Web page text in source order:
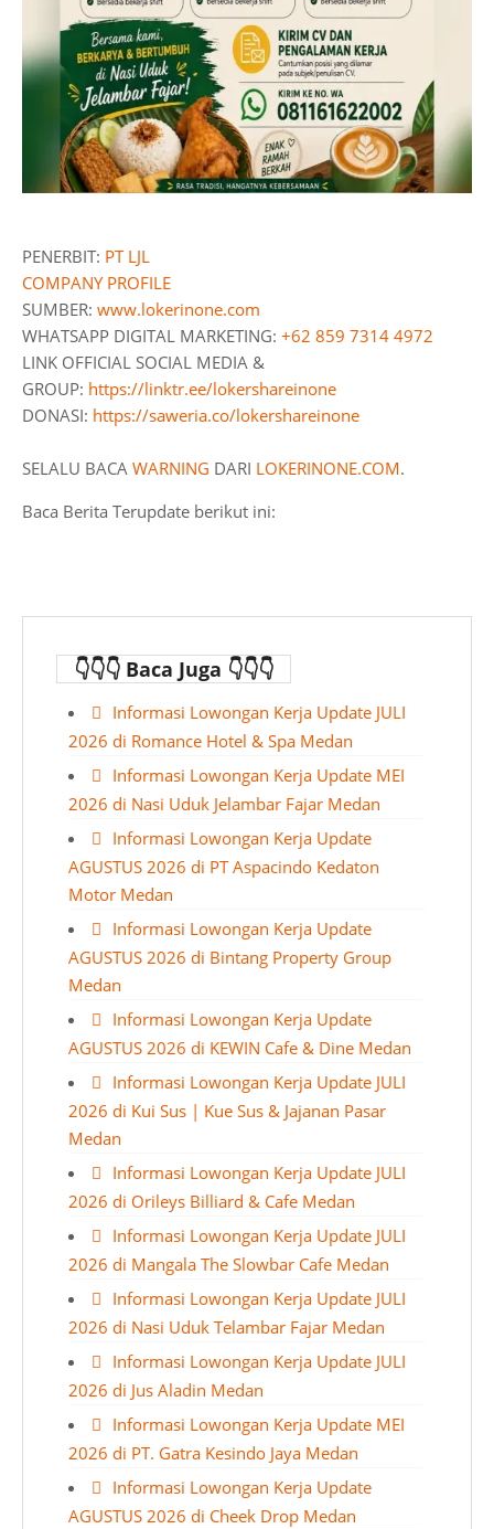
PENERBIT: PT LJL
COMPANY PROFILE
SUMBER: www.lokerinone.com
WHATSAPP DIGITAL MARKETING: +62 859 7314 4972
LINK OFFICIAL SOCIAL MEDIA &
GROUP: https://linktr.ee/lokershareinone
DONASI: https://saweria.co/lokershareinone
SELALU BACA WARNING DARI LOKERINONE.COM.
Baca Berita Terupdate berikut ini:
👇👇👇 Baca Juga 👇👇👇
Informasi Lowongan Kerja Update JULI
2026 di Romance Hotel & Spa Medan
Informasi Lowongan Kerja Update MEI
2026 di Nasi Uduk Jelambar Fajar Medan
Informasi Lowongan Kerja Update
AGUSTUS 2026 di PT Aspacindo Kedaton
Motor Medan
Informasi Lowongan Kerja Update
AGUSTUS 2026 di Bintang Property Group
Medan
Informasi Lowongan Kerja Update
AGUSTUS 2026 di KEWIN Cafe & Dine Medan
Informasi Lowongan Kerja Update JULI
2026 di Kui Sus | Kue Sus & Jajanan Pasar
Medan
Informasi Lowongan Kerja Update JULI
2026 di Orileys Billiard & Cafe Medan
Informasi Lowongan Kerja Update JULI
2026 di Mangala The Slowbar Cafe Medan
Informasi Lowongan Kerja Update JULI
2026 di Nasi Uduk Telambar Fajar Medan
Informasi Lowongan Kerja Update JULI
2026 di Jus Aladin Medan
Informasi Lowongan Kerja Update MEI
2026 di PT. Gatra Kesindo Jaya Medan
Informasi Lowongan Kerja Update
AGUSTUS 2026 di Cheek Drop Medan